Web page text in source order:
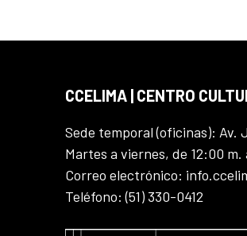
CCELIMA | CENTRO
Sede temporal (oficinas): Av.
Martes a viernes, de 12:00 m.
Correo electrónico:
Teléfono: (51) 330-0412